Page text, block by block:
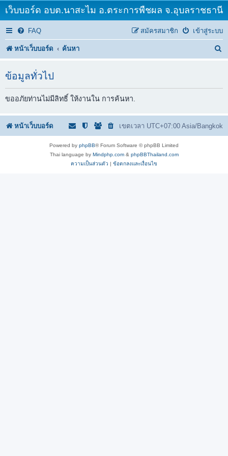
เว็บบอร์ด อบต.นาสะไม อ.ตระการพืชผล จ.อุบลราชธานี
FAQ เข้าสู่ระบบ
สมัครสมาชิก
หน้าเว็บบอร์ด ค้นหา
ข้อมูลทั่วไป
ขออภัยท่านไม่มีลิทธิ์ ให้งานใน การค้นหา.
หน้าเว็บบอร์ด เขตเวลา UTC+07:00 Asia/Bangkok
Powered by phpBB® Forum Software © phpBB Limited
Thai language by Mindphp.com& phpBBThailand.com
ความเป็นส่วนตัว | ข้อตกลงและเงื่อนไข